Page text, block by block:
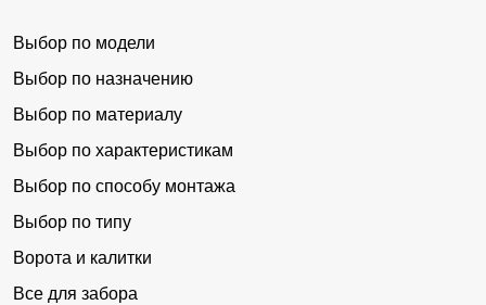
Выбор по модели
Выбор по назначению
Выбор по материалу
Выбор по характеристикам
Выбор по способу монтажа
Выбор по типу
Ворота и калитки
Все для забора